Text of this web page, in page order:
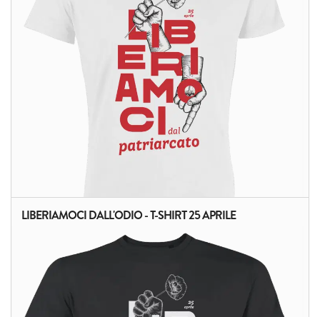
ALTRI PRODOTTI:
LIBERIAMOCI DALL'ODIO - T-SHIRT 25 APRILE